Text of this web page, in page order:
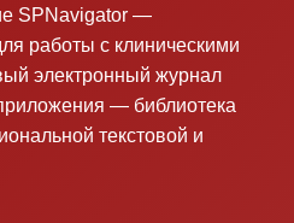
SPNavigator —
работы с клиническими
электронный журнал
— библиотека
текстовой и